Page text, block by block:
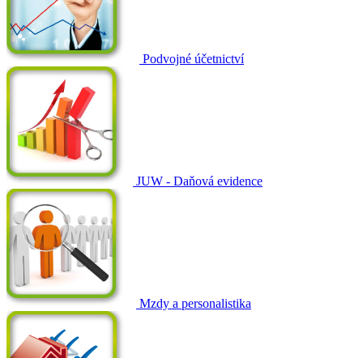
Podvojné účetnictví
JUW - Daňová evidence
Mzdy a personalistika